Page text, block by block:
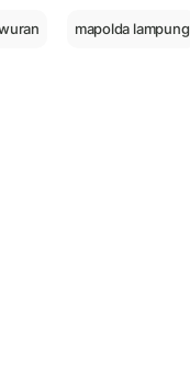
mapolda lampung